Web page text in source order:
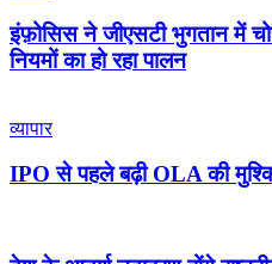
इंफ़ोसिस ने जीएसटी भुगतान में
नियमों का हो रहा पालन
व्यापार
IPO से पहले बढ़ी OLA की